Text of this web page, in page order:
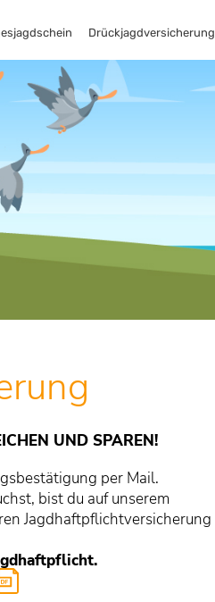
UND SPAREN!
per Mail.
bist du auf unserem
Jagdhaftpflichtversicherung
Drückjagdversicherung